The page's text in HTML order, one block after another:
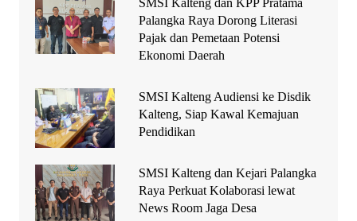
Palangka Raya Dorong Literasi
Pajak dan Pemetaan Potensi
Ekonomi Daerah
SMSI Kalteng Audiensi ke Disdik
Kalteng, Siap Kawal Kemajuan
Pendidikan
SMSI Kalteng dan Kejari Palangka
Raya Perkuat Kolaborasi lewat
News Room Jaga Desa